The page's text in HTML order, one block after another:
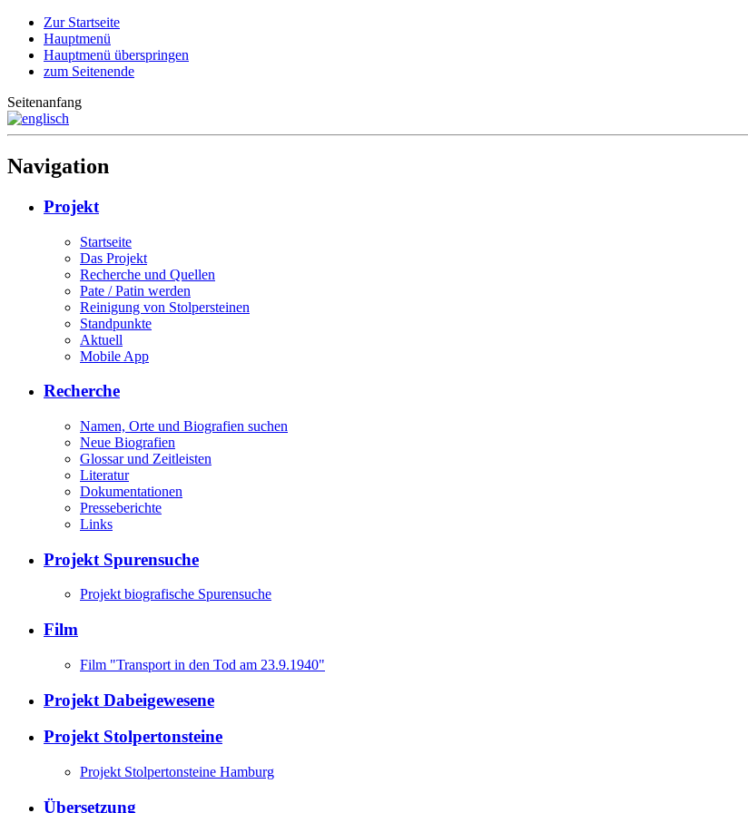
Zur Startseite
Hauptmenü
Hauptmenü überspringen
zum Seitenende
Seitenanfang
Navigation
Projekt
Startseite
Das Projekt
Recherche und Quellen
Pate / Patin werden
Reinigung von Stolpersteinen
Standpunkte
Aktuell
Mobile App
Recherche
Namen, Orte und Biografien suchen
Neue Biografien
Glossar und Zeitleisten
Literatur
Dokumentationen
Presseberichte
Links
Projekt Spurensuche
Projekt biografische Spurensuche
Film
Film "Transport in den Tod am 23.9.1940"
Projekt Dabeigewesene
Projekt Stolpertonsteine
Projekt Stolpertonsteine Hamburg
Übersetzung